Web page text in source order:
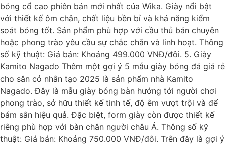
bóng cổ cao phiên bản mới nhất của Wika. Giày nổi bật
với thiết kế ôm chân, chất liệu bền bỉ và khả năng kiểm
soát bóng tốt. Sản phẩm phù hợp với cầu thủ bán chuyên
hoặc phong trào yêu cầu sự chắc chắn và linh hoạt. Thông
số kỹ thuật: Giá bán: Khoảng 499.000 VNĐ/đôi. 5. Giày
Kamito Nagado Thêm một gợi ý 5 mẫu giày bóng đá giá rẻ
cho sân cỏ nhân tạo 2025 là sản phẩm nhà Kamito
Nagado. Đây là mẫu giày bóng bàn hướng tới người chơi
phong trào, sở hữu thiết kế tinh tế, độ êm vượt trội và đế
bám sân hiệu quả. Đặc biệt, form giày còn được thiết kế
riêng phù hợp với bàn chân người châu Á. Thông số kỹ
thuật: Giá bán: Khoảng 750.000 VNĐ/đôi. Trên đây là gợi ý